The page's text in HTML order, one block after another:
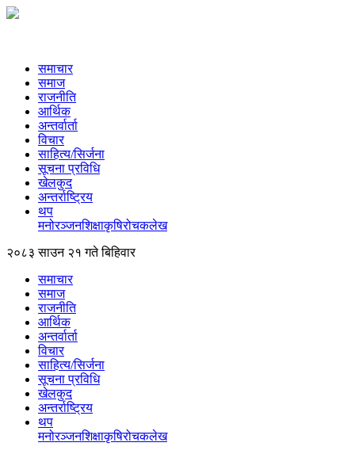
समाचार
समाज
राजनीति
आर्थिक
अन्तर्वार्ता
विचार
साहित्य/सिर्जना
सूचना प्रविधि
खेलकुद
अन्तर्राष्ट्रिय
थप
मनोरञ्‍जनशिक्षाकृषिरोचकलेख
२०८३ साउन २१ गते बिहिवार
समाचार
समाज
राजनीति
आर्थिक
अन्तर्वार्ता
विचार
साहित्य/सिर्जना
सूचना प्रविधि
खेलकुद
अन्तर्राष्ट्रिय
थप
मनोरञ्‍जनशिक्षाकृषिरोचकलेख